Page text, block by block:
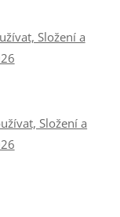
Složení a
Složení a